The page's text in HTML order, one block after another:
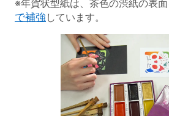
※年賀状型紙は、茶色の渋紙の表面
で補強 しています。